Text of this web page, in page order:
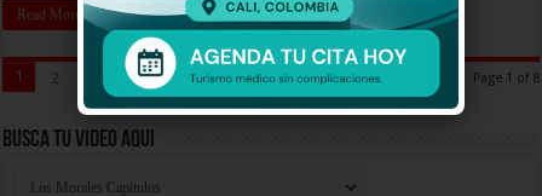
Read More »
Page 1 of 8
1 2 4 5 » ... Last »
Busca Tu Video Aqui